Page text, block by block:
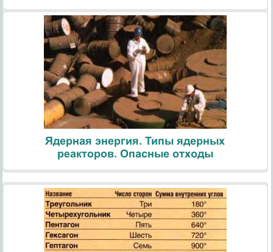
Ядерная энергия. Типы ядерных
реакторов. Опасные отходы